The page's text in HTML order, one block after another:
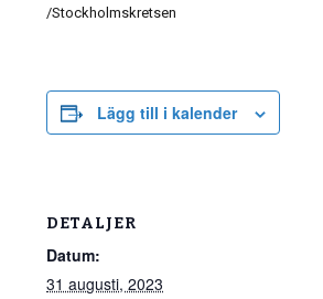
/Stockholmskretsen
Lägg till i kalender
DETALJER
Datum:
31 augusti, 2023